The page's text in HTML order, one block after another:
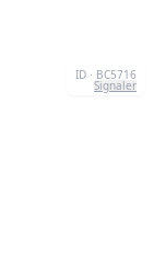
ID · BC5716
Signaler